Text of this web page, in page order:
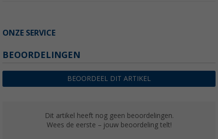
ONZE SERVICE
BEOORDELINGEN
BEOORDEEL DIT ARTIKEL
Dit artikel heeft nog geen beoordelingen.
Wees de eerste – jouw beoordeling telt!